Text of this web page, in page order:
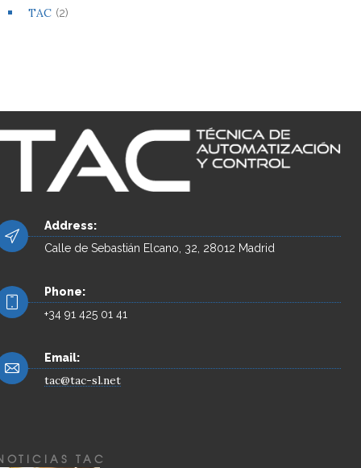
TAC (2)
Address:
Calle de Sebastián Elcano, 32, 28012 Madrid
Phone:
+34 91 425 01 41
Email:
tac@tac-sl.net
TAC